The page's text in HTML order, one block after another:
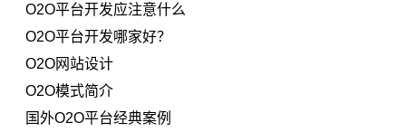
O2O平台开发应注意什么
O2O平台开发哪家好？
O2O网站设计
O2O模式简介
国外O2O平台经典案例